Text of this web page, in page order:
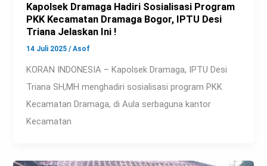
Kapolsek Dramaga Hadiri Sosialisasi Program
PKK Kecamatan Dramaga Bogor, IPTU Desi
Triana Jelaskan Ini !
14 Juli 2025/Asof
KORAN INDONESIA – Kapolsek Dramaga, IPTU Desi
Triana SH,MH menghadiri sosialisasi program PKK
Kecamatan Dramaga, di Aula serbaguna kantor
Kecamatan